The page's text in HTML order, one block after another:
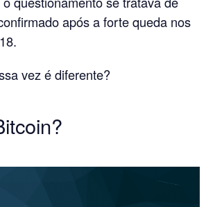
após a forte queda nos
vez é diferente?